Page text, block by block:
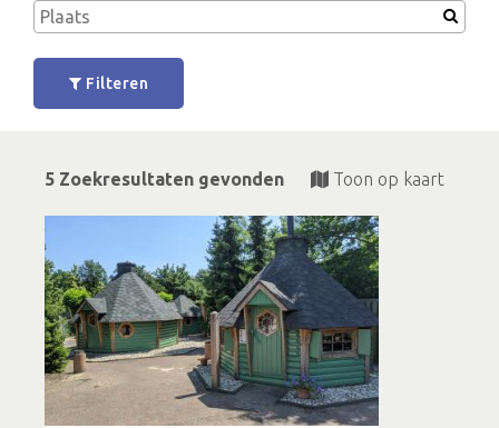
Filteren
5 Zoekresultaten gevonden Toon op kaart